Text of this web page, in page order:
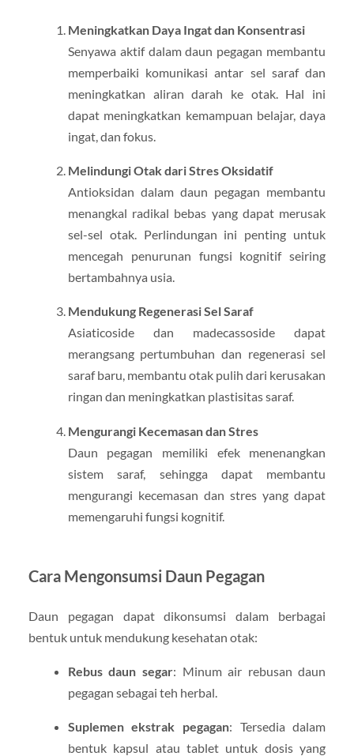
Meningkatkan Daya Ingat dan Konsentrasi
Senyawa aktif dalam daun pegagan membantu
memperbaiki komunikasi antar sel saraf dan
meningkatkan aliran darah ke otak. Hal ini
dapat meningkatkan kemampuan belajar, daya
ingat, dan fokus.
Melindungi Otak dari Stres Oksidatif
Antioksidan dalam daun pegagan membantu
menangkal radikal bebas yang dapat merusak
sel-sel otak. Perlindungan ini penting untuk
mencegah penurunan fungsi kognitif seiring
bertambahnya usia.
Mendukung Regenerasi Sel Saraf
Asiaticoside dan madecassoside dapat
merangsang pertumbuhan dan regenerasi sel
saraf baru, membantu otak pulih dari kerusakan
ringan dan meningkatkan plastisitas saraf.
Mengurangi Kecemasan dan Stres
Daun pegagan memiliki efek menenangkan
sistem saraf, sehingga dapat membantu
mengurangi kecemasan dan stres yang dapat
memengaruhi fungsi kognitif.
Cara Mengonsumsi Daun Pegagan
Daun pegagan dapat dikonsumsi dalam berbagai
bentuk untuk mendukung kesehatan otak:
Rebus daun segar: Minum air rebusan daun
pegagan sebagai teh herbal.
Suplemen ekstrak pegagan: Tersedia dalam
bentuk kapsul atau tablet untuk dosis yang